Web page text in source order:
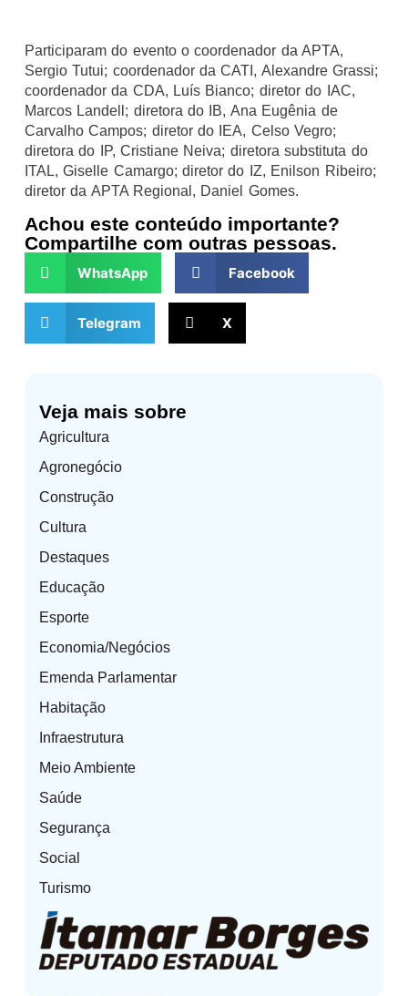
Veja mais sobre
Agricultura
Agronegócio
Construção
Cultura
Destaques
Educação
Esporte
Economia/Negócios
Emenda Parlamentar
Habitação
Infraestrutura
Meio Ambiente
Saúde
Segurança
Social
Turismo
Participaram do evento o coordenador da APTA,
Sergio Tutui; coordenador da CATI, Alexandre Grassi;
coordenador da CDA, Luís Bianco; diretor do IAC,
Marcos Landell; diretora do IB, Ana Eugênia de
Carvalho Campos; diretor do IEA, Celso Vegro;
diretora do IP, Cristiane Neiva; diretora substituta do
ITAL, Giselle Camargo; diretor do IZ, Enilson Ribeiro;
diretor da APTA Regional, Daniel Gomes.
Achou este conteúdo importante?
Compartilhe com outras pessoas.
WhatsApp Facebook
Telegram X